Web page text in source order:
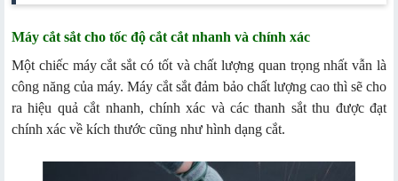
Máy cắt sắt cho tốc độ cắt cắt nhanh và chính xác
Một chiếc máy cắt sắt có tốt và chất lượng quan trọng nhất vẫn là
công năng của máy. Máy cắt sắt đảm bảo chất lượng cao thì sẽ cho
ra hiệu quả cắt nhanh, chính xác và các thanh sắt thu được đạt
chính xác về kích thước cũng như hình dạng cắt.